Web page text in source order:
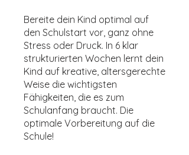
Bereite dein Kind optimal auf
den Schulstart vor, ganz ohne
Stress oder Druck. In 6 klar
strukturierten Wochen lernt dein
Kind auf kreative, altersgerechte
Weise die wichtigsten
Fähigkeiten, die es zum
Schulanfang braucht. Die
optimale Vorbereitung auf die
Schule!